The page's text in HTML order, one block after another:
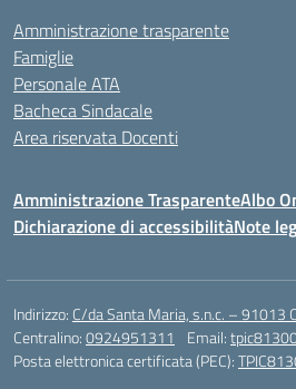
Amministrazione trasparente
Famiglie
Personale ATA
Bacheca Sindacale
Area riservata Docenti
Amministrazione TrasparenteAlbo
Dichiarazione di accessibilitàNote
Indirizzo: C/da Santa Maria, s.n.c. – 91013
Centralino:0924951311 Email:
Posta elettronica certificata (PEC):